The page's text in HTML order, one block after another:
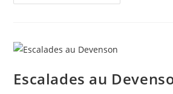
ferrata
parcours
Escalades au